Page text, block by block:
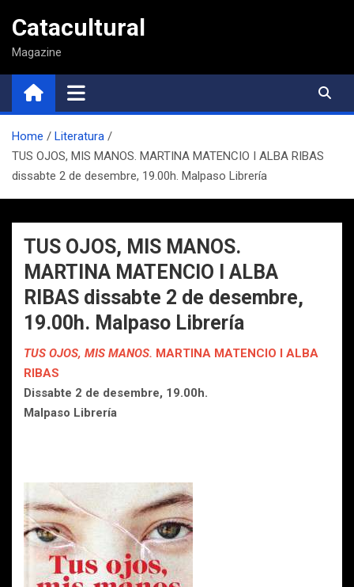
contenido
Catacultural
Magazine
Home
Literatura
TUS OJOS, MIS MANOS. MARTINA MATENCIO I ALBA RIBAS
dissabte 2 de desembre, 19.00h. Malpaso Librería
TUS OJOS, MIS MANOS.
MARTINA MATENCIO I ALBA
RIBAS dissabte 2 de desembre,
19.00h. Malpaso Librería
TUS OJOS, MIS MANOS. MARTINA MATENCIO I ALBA
RIBAS
Dissabte 2 de desembre, 19.00h.
Malpaso Librería